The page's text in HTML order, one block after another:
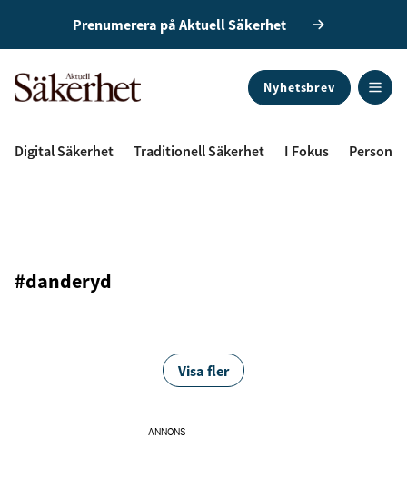
Prenumerera på Aktuell Säkerhet
Nyhetsbrev
Digital Säkerhet Traditionell Säkerhet I Fokus
#danderyd
Visa fler
ANNONS